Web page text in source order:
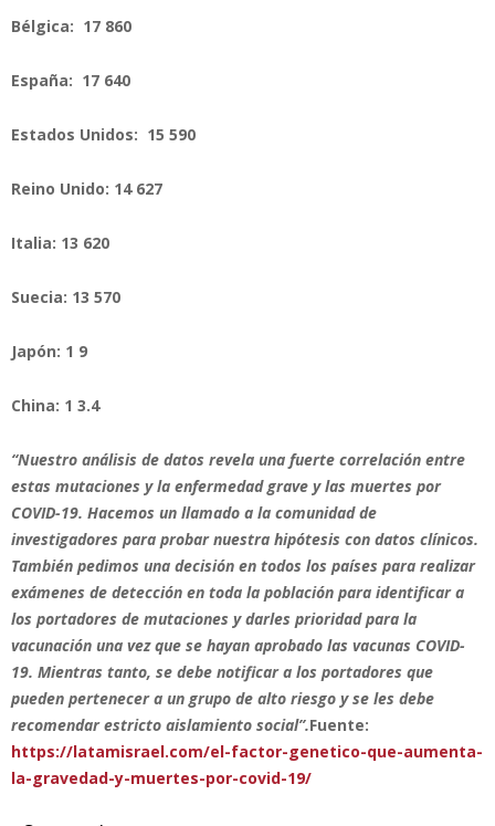
Bélgica: 17 860
España: 17 640
Estados Unidos: 15 590
Reino Unido: 14 627
Italia: 13 620
Suecia: 13 570
Japón: 1 9
China: 1 3.4
“Nuestro análisis de datos revela una fuerte correlación entre
estas mutaciones y la enfermedad grave y las muertes por
COVID-19. Hacemos un llamado a la comunidad de
investigadores para probar nuestra hipótesis con datos clínicos.
También pedimos una decisión en todos los países para realizar
exámenes de detección en toda la población para identificar a
los portadores de mutaciones y darles prioridad para la
vacunación una vez que se hayan aprobado las vacunas COVID-
19. Mientras tanto, se debe notificar a los portadores que
pueden pertenecer a un grupo de alto riesgo y se les debe
recomendar estricto aislamiento social”.Fuente:
https://latamisrael.com/el-factor-genetico-que-aumenta-
la-gravedad-y-muertes-por-covid-19/